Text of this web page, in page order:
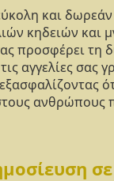
και
κηδειών και
προσφέρει τη
αγγελίες σας
ανθρώπους